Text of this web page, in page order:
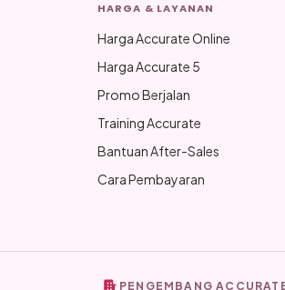
HARGA & LAYANAN
Harga Accurate Online
Harga Accurate 5
Promo Berjalan
Training Accurate
Bantuan After-Sales
Cara Pembayaran
PENGEMBANG